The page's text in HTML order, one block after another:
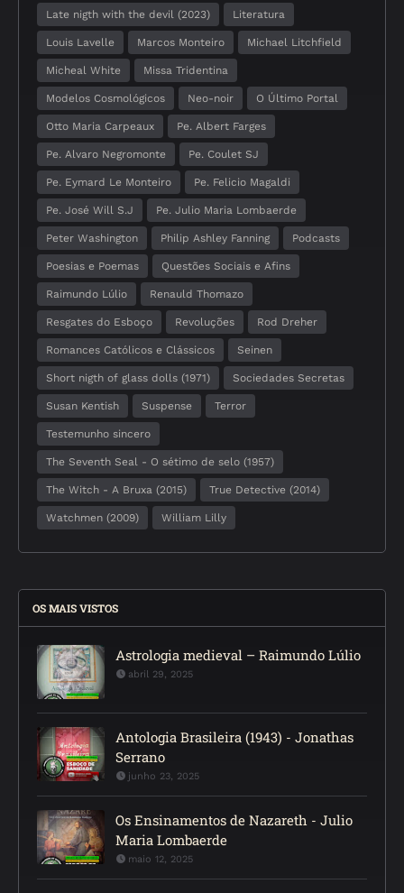
Late nigth with the devil (2023) Literatura
Louis Lavelle Marcos Monteiro Michael Litchfield
Micheal White Missa Tridentina
Modelos Cosmológicos Neo-noir O Último Portal
Otto Maria Carpeaux Pe. Albert Farges
Pe. Alvaro Negromonte Pe. Coulet SJ
Pe. Eymard Le Monteiro Pe. Felicio Magaldi
Pe. José Will S.J Pe. Julio Maria Lombaerde
Peter Washington Philip Ashley Fanning Podcasts
Poesias e Poemas Questões Sociais e Afins
Raimundo Lúlio Renauld Thomazo
Resgates do Esboço Revoluções Rod Dreher
Romances Católicos e Clássicos Seinen
Short nigth of glass dolls (1971) Sociedades Secretas
Susan Kentish Suspense Terror
Testemunho sincero
The Seventh Seal - O sétimo de selo (1957)
The Witch - A Bruxa (2015) True Detective (2014)
Watchmen (2009) William Lilly
OS MAIS VISTOS
Astrologia medieval – Raimundo Lúlio
abril 29, 2025
Antologia Brasileira (1943) - Jonathas
Serrano
junho 23, 2025
Os Ensinamentos de Nazareth - Julio
Maria Lombaerde
maio 12, 2025